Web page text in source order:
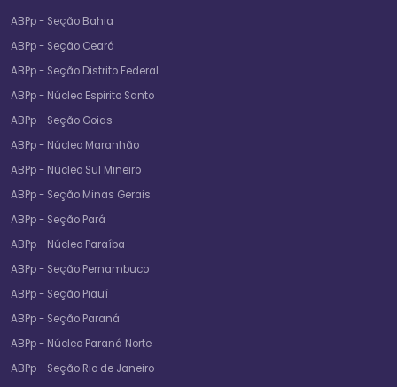
ABPp - Seção Bahia
ABPp - Seção Ceará
ABPp - Seção Distrito Federal
ABPp - Núcleo Espirito Santo
ABPp - Seção Goias
ABPp - Núcleo Maranhão
ABPp - Núcleo Sul Mineiro
ABPp - Seção Minas Gerais
ABPp - Seção Pará
ABPp - Núcleo Paraíba
ABPp - Seção Pernambuco
ABPp - Seção Piauí
ABPp - Seção Paraná
ABPp - Núcleo Paraná Norte
ABPp - Seção Rio de Janeiro